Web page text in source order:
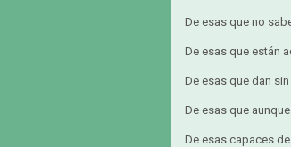
De esas que no
De esas que están
De esas que dan
De esas que
De esas capaces